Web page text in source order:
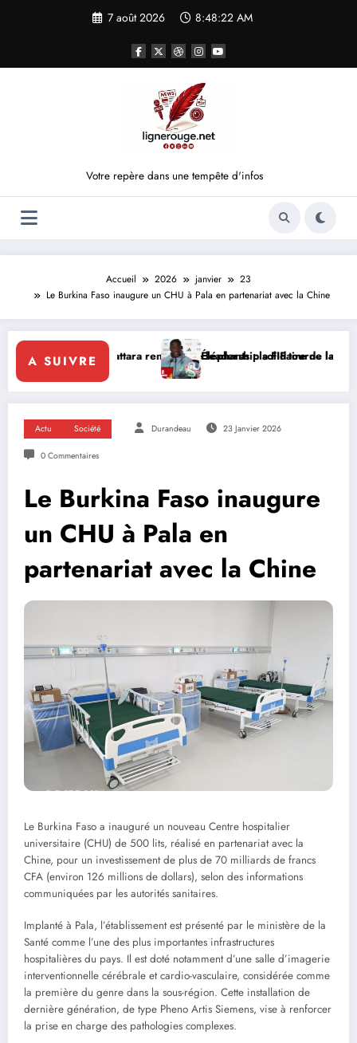
7 août 2026 8:48:22 AM
Votre repère dans une tempête d'infos
Accueil 2026 janvier
23
Le Burkina Faso inaugure un CHU à Pala en partenariat avec la Chine
A SUIVRE
renforce le leadership solidaire de la Côte d’Ivoire en
Éléphants : la FIF tourne la page Emerse Faé
Actu Société Durandeau 23 Janvier 2026
0 Commentaires
Le Burkina Faso inaugure
un CHU à Pala en
partenariat avec la Chine
Le Burkina Faso a inauguré un nouveau Centre hospitalier
universitaire (CHU) de 500 lits, réalisé en partenariat avec la
Chine, pour un investissement de plus de 70 milliards de francs
CFA (environ 126 millions de dollars), selon des informations
communiquées par les autorités sanitaires.
Implanté à Pala, l’établissement est présenté par le ministère de la
Santé comme l’une des plus importantes infrastructures
hospitalières du pays. Il est doté notamment d’une salle d’imagerie
interventionnelle cérébrale et cardio-vasculaire, considérée comme
la première du genre dans la sous-région. Cette installation de
dernière génération, de type Pheno Artis Siemens, vise à renforcer
la prise en charge des pathologies complexes.